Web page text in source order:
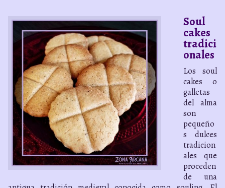
Soul
cakes
tradici
onales
Los soul
cakes o
galletas
del alma
son
pequeño
s dulces
tradicion
ales que
proceden
de una